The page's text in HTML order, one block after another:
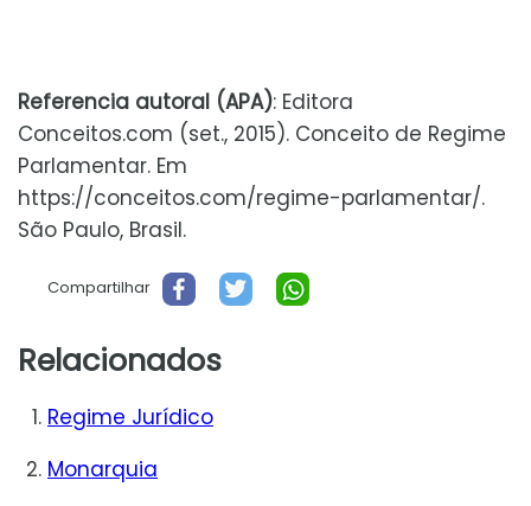
Referencia autoral (APA): Editora
Conceitos.com (set., 2015). Conceito de Regime
Parlamentar. Em
https://conceitos.com/regime-parlamentar/.
São Paulo, Brasil.
Compartilhar
Relacionados
Regime Jurídico
Monarquia